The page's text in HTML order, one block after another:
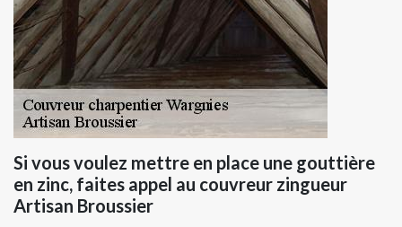
Si vous voulez mettre en place une gouttière
en zinc, faites appel au couvreur zingueur
Artisan Broussier